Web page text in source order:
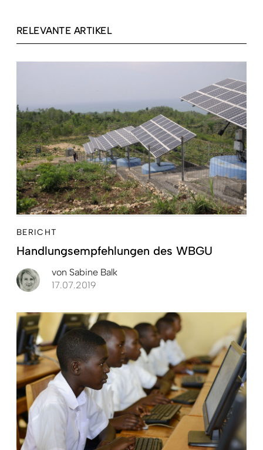
RELEVANTE ARTIKEL
BERICHT
Handlungsempfehlungen des WBGU
von Sabine Balk
17.07.2019